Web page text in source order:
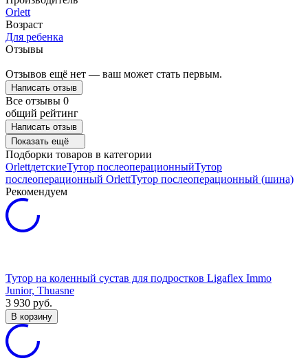
Orlett
Возраст
Для ребенка
Отзывы
Отзывов ещё нет — ваш может стать первым.
Написать отзыв
Все отзывы 0
общий рейтинг
Написать отзыв
Показать ещё
Подборки товаров в категории
OrlettдетскиеТутор послеоперационныйТутор
послеоперационный OrlettТутор послеоперационный (шина)
Рекомендуем
Тутор на коленный сустав для подростков Ligaflex Immo
Junior, Thuasne
3 930 руб.
В корзину